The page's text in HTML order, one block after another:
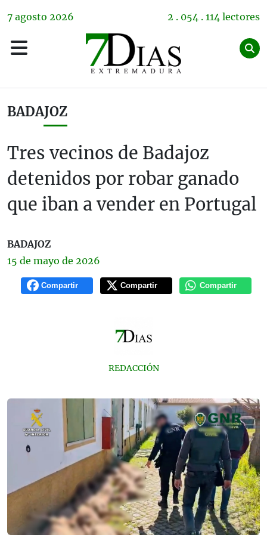
7 agosto 2026 2 . 054 . 114 lectores
BADAJOZ
Tres vecinos de Badajoz
detenidos por robar ganado
que iban a vender en Portugal
BADAJOZ
15 de mayo de 2026
Compartir Compartir Compartir
REDACCIÓN